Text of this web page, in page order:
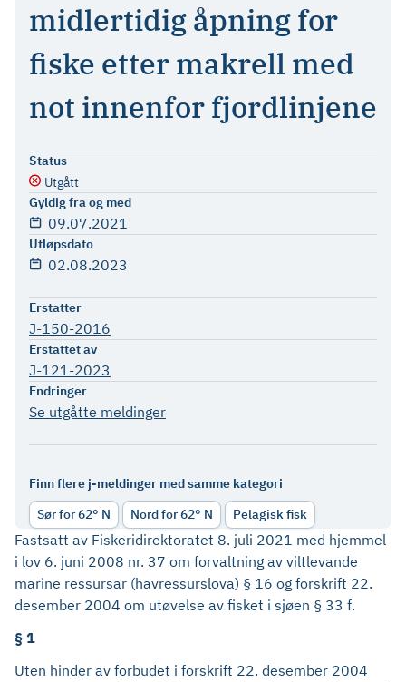
midlertidig åpning for
fiske etter makrell med
not innenfor fjordlinjene
Status
Utgått
Gyldig fra og med
09.07.2021
Utløpsdato
02.08.2023
Erstatter
J-150-2016
Erstattet av
J-121-2023
Endringer
Se utgåtte meldinger
Finn flere j-meldinger med samme kategori
Sør for 62° N
Nord for 62° N Pelagisk fisk
Fastsatt av Fiskeridirektoratet 8. juli 2021 med hjemmel
i lov 6. juni 2008 nr. 37 om forvaltning av viltlevande
marine ressursar (havressurslova) § 16 og forskrift 22.
desember 2004 om utøvelse av fisket i sjøen § 33 f.
§ 1
Uten hinder av forbudet i forskrift 22. desember 2004